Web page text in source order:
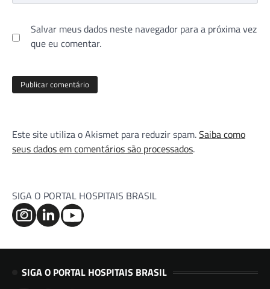
Salvar meus dados neste navegador para a próxima vez
que eu comentar.
Este site utiliza o Akismet para reduzir spam.Saiba como
seus dados em comentários são processados.
SIGA O PORTAL HOSPITAIS BRASIL
SIGA O PORTAL HOSPITAIS BRASIL